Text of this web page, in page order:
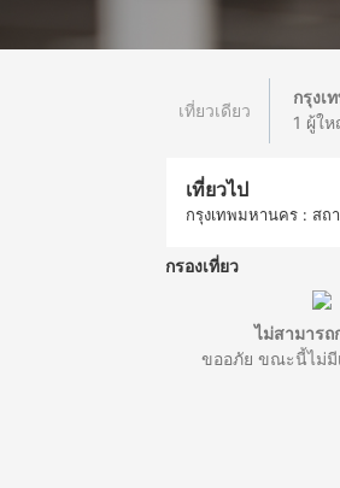
เที่ยวเดียว
กรุงเ
1 ผู้ใ
เที่ยวไป
กรุงเทพมหานคร : สถ
กรองเที่ยว
ไม่สามารถ
ขออภัย ขณะนี้ไม่มี